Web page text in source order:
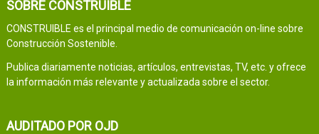
SOBRE CONSTRUIBLE
CONSTRUIBLE es el principal medio de comunicación on-line sobre
Construcción Sostenible.
Publica diariamente noticias, artículos, entrevistas, TV, etc. y ofrece
la información más relevante y actualizada sobre el sector.
AUDITADO POR OJD